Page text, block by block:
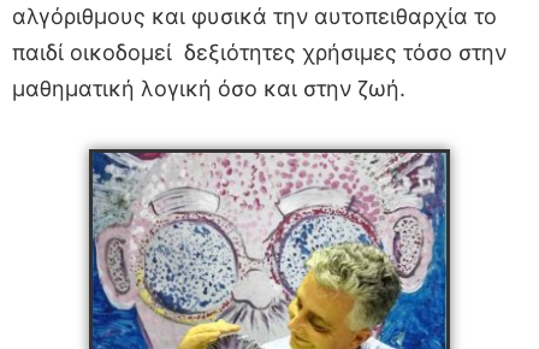
αλγόριθμους και φυσικά την αυτοπειθαρχία το
παιδί οικοδομεί δεξιότητες χρήσιμες τόσο στην
μαθηματική λογική όσο και στην ζωή.